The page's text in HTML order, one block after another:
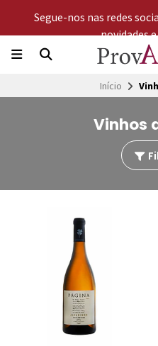
Segue-nos nas redes
novidades
Início
Vinhos